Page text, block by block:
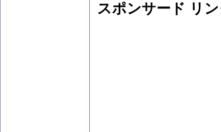
スポンサード リ